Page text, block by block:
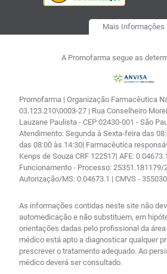
Mais Informações
A Promofarma segue as
Promofarma | Organização Farmacêutica
03.123.210\0003-27 | Rua Conselheiro
Lauzane Paulista - CEP 02430-001 - São
Atendimento: Segunda à Sexta-feira das
das 08:00 às 14:30| Farmacêutica
Kenps de Souza CRF 122517| AFE:
Funcionamento - Processo: 25351.181179/
Autorização/MS: 0.04673.1 | CMVS -
As informações contidas neste site não
automedicação e não substituem, em
orientações dadas pelo profissional da
médico está apto a diagnosticar qualquer
prescrever o tratamento adequado. Ao
médico deverá ser consultado.